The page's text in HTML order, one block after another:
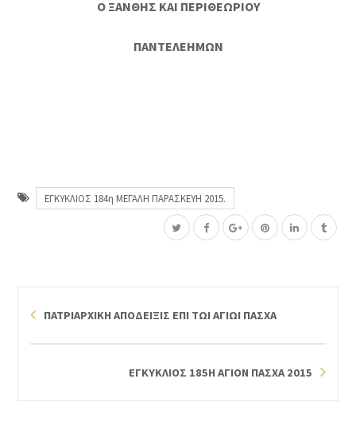
Ο ΞΑΝΘΗΣ ΚΑΙ ΠΕΡΙΘΕΩΡΙΟΥ
ΠΑΝΤΕΛΕΗΜΩΝ
ΕΓΚΥΚΛΙΟΣ 184η ΜΕΓΑΛΗ ΠΑΡΑΣΚΕΥΗ 2015.
ΠΑΤΡΙΑΡΧΙΚΗ ΑΠΟΔΕΙΞΙΣ ΕΠΙ ΤΩΙ ΑΓΙΩΙ ΠΑΣΧΑ
ΕΓΚΥΚΛΙΟΣ 185Η ΑΓΙΟΝ ΠΑΣΧΑ 2015